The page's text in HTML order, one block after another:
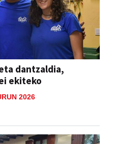
dantzaldia,
ekiteko
2026